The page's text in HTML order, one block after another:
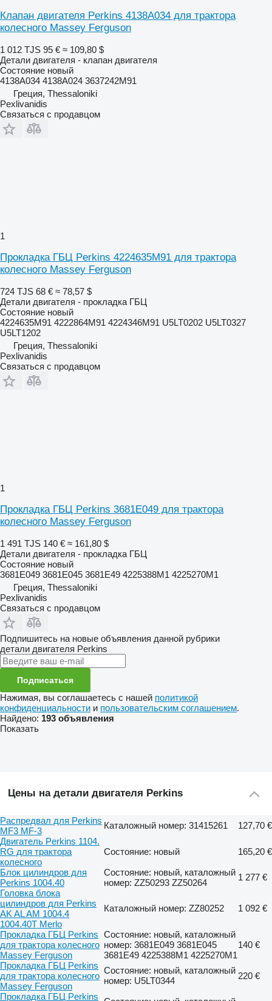
Клапан двигателя Perkins 4138A034 для трактора
колесного Massey Ferguson
1 012 TJS 95 € ≈ 109,80 $
Детали двигателя - клапан двигателя
Состояние новый
4138A034 4138A024 3637242M91
Греция, Thessaloniki
Pexlivanidis
Связаться с продавцом
1
Прокладка ГБЦ Perkins 4224635M91 для трактора
колесного Massey Ferguson
724 TJS 68 € ≈ 78,57 $
Детали двигателя - прокладка ГБЦ
Состояние новый
4224635M91 4222864M91 4224346M91 U5LT0202 U5LT0327
U5LT1202
Греция, Thessaloniki
Pexlivanidis
Связаться с продавцом
1
Прокладка ГБЦ Perkins 3681E049 для трактора
колесного Massey Ferguson
1 491 TJS 140 € ≈ 161,80 $
Детали двигателя - прокладка ГБЦ
Состояние новый
3681E049 3681E045 3681E49 4225388M1 4225270M1
Греция, Thessaloniki
Pexlivanidis
Связаться с продавцом
Подпишитесь на новые объявления данной рубрики
детали двигателя Perkins
Подписаться
Нажимая, вы соглашаетесь с нашей политикой
конфиденциальности и пользовательским соглашением.
Найдено: 193 объявления
Показать
Цены на детали двигателя Perkins
Распредвал для Perkins
MF3 MF-3
Каталожный номер: 31415261
127,70 €
Двигатель Perkins 1104.
RG для трактора
колесного
Состояние: новый
165,20 €
Блок цилиндров для
Perkins 1004.40
Состояние: новый, каталожный
номер: ZZ50293 ZZ50264
1 277 €
Головка блока
цилиндров для Perkins
AK AL AM 1004.4
1004.40T Merlo
Каталожный номер: ZZ80252 1 092 €
Прокладка ГБЦ Perkins
для трактора колесного
Massey Ferguson
Состояние: новый, каталожный
номер: 3681E049 3681E045
3681E49 4225388M1 4225270M1
140 €
Прокладка ГБЦ Perkins
для трактора колесного
Massey Ferguson
Состояние: новый, каталожный
номер: U5LT0344
220 €
Прокладка ГБЦ Perkins